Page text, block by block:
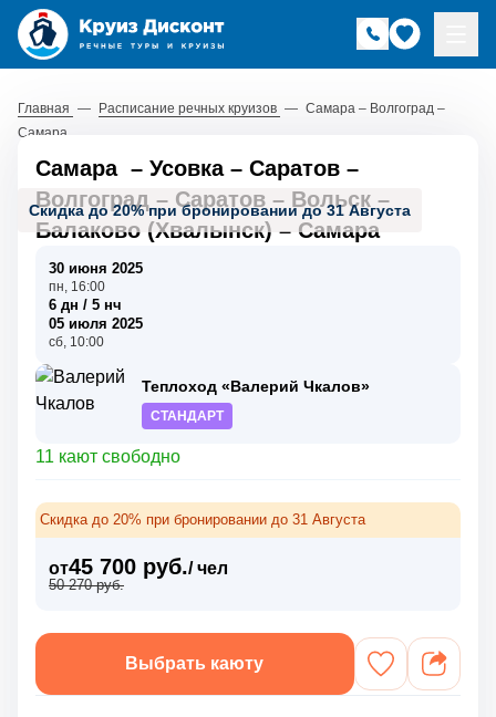
Главная — Расписание речных круизов — Самара – Волгоград –
Самара
Скидка до 20% при бронировании до 31 Августа
Самара – Усовка– Саратов –
Волгоград – Саратов – Вольск –
Балаково (Хвалынск) – Самара
30 июня 2025
пн, 16:00
6 дн / 5 нч
05 июля 2025
сб, 10:00
Теплоход «Валерий Чкалов»
СТАНДАРТ
11 кают свободно
Скидка до 20% при бронировании до 31 Августа
от45 700 руб./ чел
50 270 руб.
Выбрать каюту